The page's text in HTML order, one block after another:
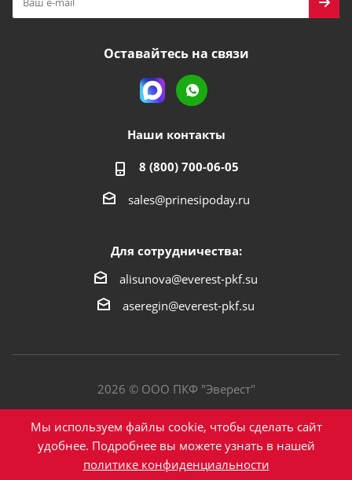
Оставайтесь на связи
Наши контакты
8 (800) 700-06-05
sales@prinesipoday.ru
Для сотрудничества:
alisunova@everest-pkf.su
aseregin@everest-pkf.su
2026 © ООО ПКФ "Эверест"
Политика конфиденциальности
Мы используем файлы cookie, чтобы сделать сайт
удобнее. Подробнее вы можете узнать в нашей
политике конфиденциальности